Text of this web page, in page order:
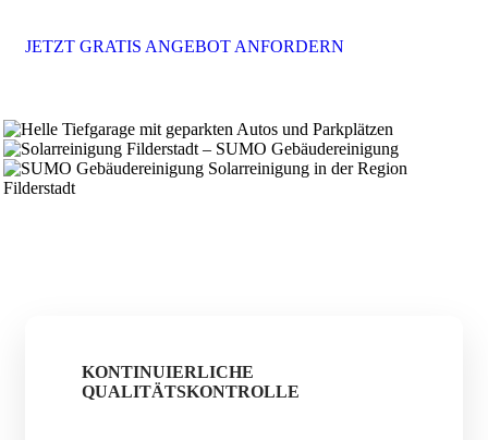
JETZT GRATIS ANGEBOT ANFORDERN
KONTINUIERLICHE
QUALITÄTSKONTROLLE